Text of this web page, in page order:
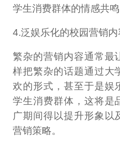
学生消费群体的情感共鸣
4.泛娱乐化的校园营销内
繁杂的营销内容通常最
样把繁杂的话题通过大
欢的形式，甚至于是娱
学生消费群体，这将是
广期间得以提升形象以
营销策略。